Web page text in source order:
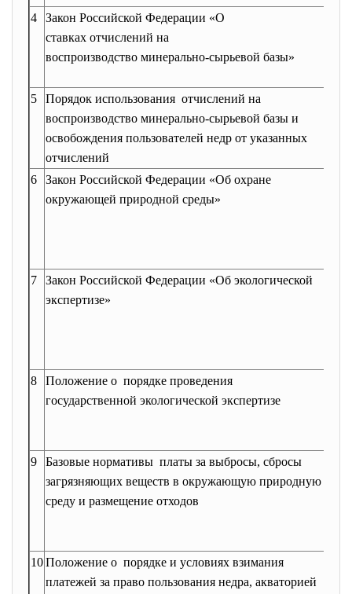
4
Закон Российской Федерации «О
ставках отчислений на
воспроизводство минерально-сырьевой базы»
5
Порядок использования отчислений на
воспроизводство минерально-сырьевой базы и
освобождения пользователей недр от указанных
отчислений
6
Закон Российской Федерации «Об охране
окружающей природной среды»
7
Закон Российской Федерации «Об экологической
экспертизе»
8
Положение о порядке проведения
государственной экологической экспертизе
9
Базовые нормативы платы за выбросы, сбросы
загрязняющих веществ в окружающую природную
среду и размещение отходов
10Положение о порядке и условиях взимания
платежей за право пользования недра, акваторией